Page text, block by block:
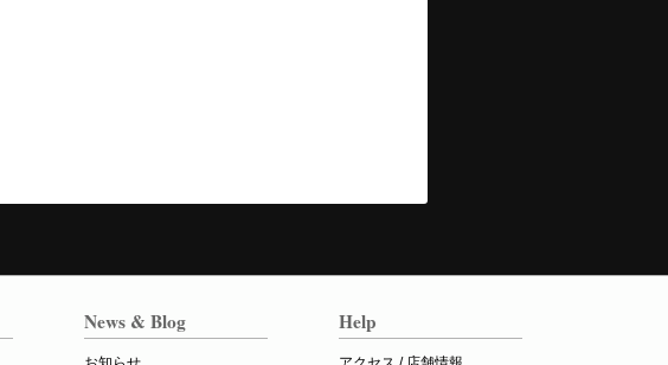
News & Blog Help